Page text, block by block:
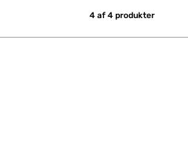
4 af 4 produkter